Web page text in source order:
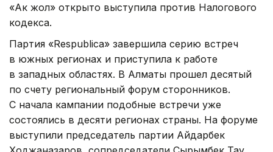
«Ак жол» открыто выступила против Налогового
кодекса.
Партия «Respublica» завершила серию встреч
в южных регионах и приступила к работе
в западных областях. В Алматы прошел десятый
по счету региональный форум сторонников.
С начала кампании подобные встречи уже
состоялись в десяти регионах страны. На форуме
выступили председатель партии Айдарбек